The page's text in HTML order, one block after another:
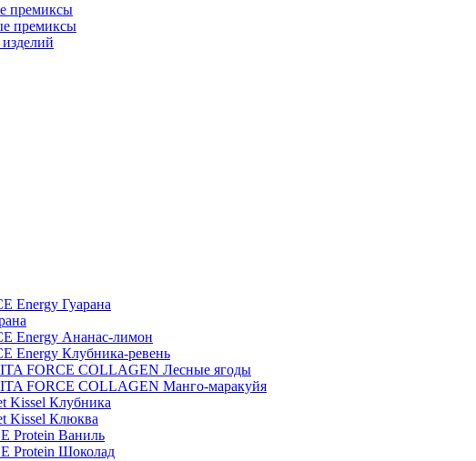
премиксы
премиксы
Energy Гуарана
Energy Ананас-лимон
Energy Клубника-ревень
FORCE COLLAGEN Лесные ягоды
FORCE COLLAGEN Манго-маракуйя
Kissel Клубника
Kissel Клюква
Protein Ваниль
Protein Шоколад